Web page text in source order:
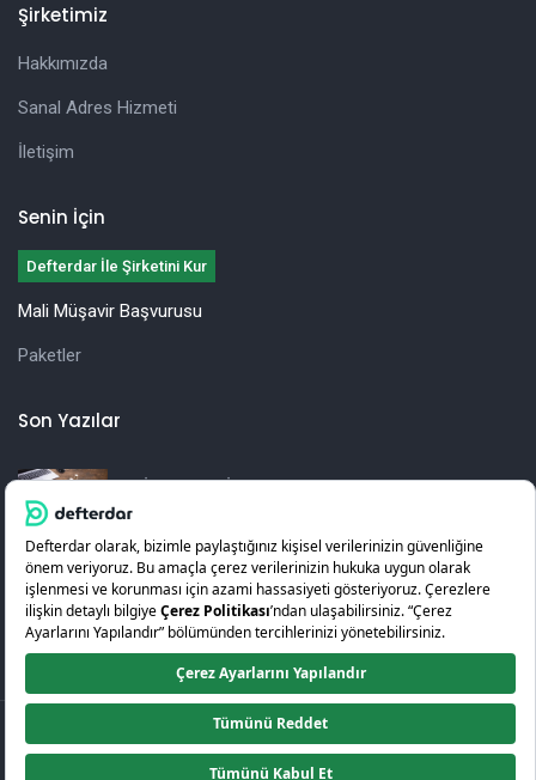
Şirketimiz
Hakkımızda
Sanal Adres Hizmeti
İletişim
Senin İçin
Defterdar İle Şirketini Kur
Mali Müşavir Başvurusu
Paketler
Son Yazılar
İşletmeler İçin Yıllık Vergi Beyannamesi
KOSGEB Girişimcilik Desteği Nedir? Nasıl Alınır?
© 2026Defterdar.